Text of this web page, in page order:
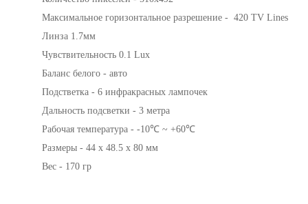
Максимальное горизонтальное разрешение - 420 TV Lines
Линза 1.7мм
Чувствительность 0.1 Lux
Баланс белого - авто
Подстветка - 6 инфракрасных лампочек
Дальность подсветки - 3 метра
Рабочая температура - -10℃ ~ +60℃
Размеры - 44 x 48.5 x 80 мм
Вес - 170 гр